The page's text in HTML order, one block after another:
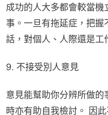
成功的人大多都會較當
事。一旦有拖延症，把握
話，對個人、人際還是工
9. 不接受別人意見
意見能幫助你分辨所做的
時亦有助自我檢討。 因